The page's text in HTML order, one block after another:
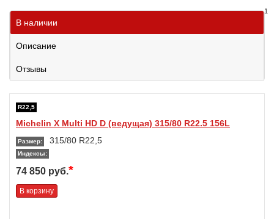
В наличии
1
Описание
Отзывы
R22,5
Michelin X Multi HD D (ведущая) 315/80 R22.5 156L
Размер: 315/80 R22,5
Индексы:
74 850 руб.*
В корзину